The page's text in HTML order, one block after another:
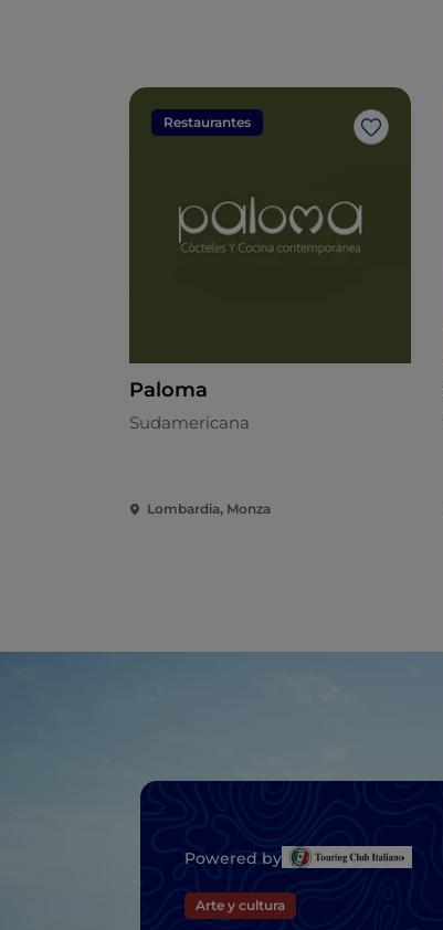
Restaurantes
Me gusta
Paloma
Sudamericana
Lombardia, Monza
Powered by
Arte y cultura